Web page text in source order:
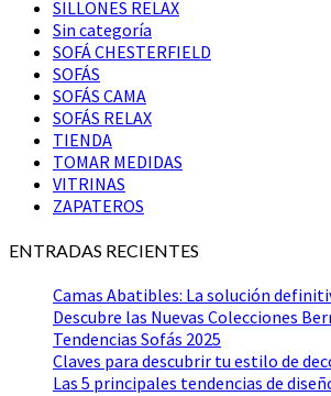
SILLONES RELAX
Sin categoría
SOFÁ CHESTERFIELD
SOFÁS
SOFÁS CAMA
SOFÁS RELAX
TIENDA
TOMAR MEDIDAS
VITRINAS
ZAPATEROS
ENTRADAS RECIENTES
Camas Abatibles: La solución
Descubre las Nuevas Colecciones
Tendencias Sofás 2025
Claves para descubrir tu estilo de
Las 5 principales tendencias de